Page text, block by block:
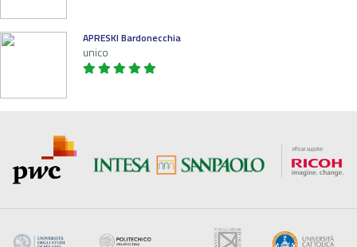
APRESKI Bardonecchia
unico